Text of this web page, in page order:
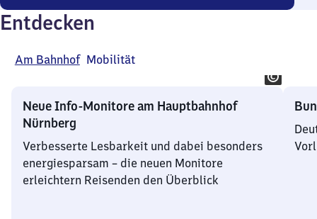
7
Angebote
Entdecken
Am Bahnhof Mobilität
Neue Info-Monitore am Hauptbahnhof
Nürnberg
Verbesserte Lesbarkeit und dabei besonders
energiesparsam – die neuen Monitore
erleichtern Reisenden den Überblick